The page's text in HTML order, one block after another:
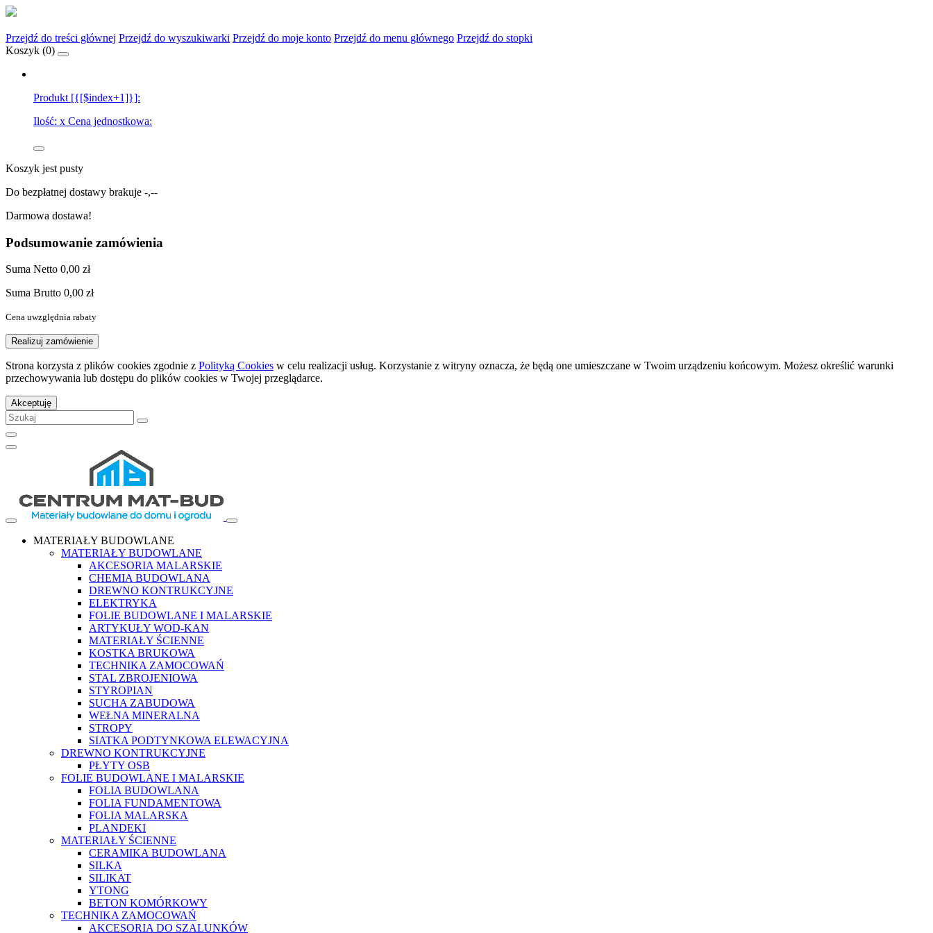
Przejdź do treści głównej Przejdź do wyszukiwarki Przejdź do moje konto Przejdź do menu głównego Przejdź do stopki
Koszyk (0)
Produkt [{[$index+1]}]:
Ilość: x Cena jednostkowa:
Koszyk jest pusty
Do bezpłatnej dostawy brakuje -,--
Darmowa dostawa!
Podsumowanie zamówienia
Suma Netto 0,00 zł
Suma Brutto 0,00 zł
Cena uwzględnia rabaty
Realizuj zamówienie
Strona korzysta z plików cookies zgodnie z Polityką Cookies w celu realizacji usług. Korzystanie z witryny oznacza, że będą one umieszczane w Twoim urządzeniu końcowym. Możesz określić warunki
przechowywania lub dostępu do plików cookies w Twojej przeglądarce.
Akceptuję
MATERIAŁY BUDOWLANE
MATERIAŁY BUDOWLANE
AKCESORIA MALARSKIE
CHEMIA BUDOWLANA
DREWNO KONTRUKCYJNE
ELEKTRYKA
FOLIE BUDOWLANE I MALARSKIE
ARTYKUŁY WOD-KAN
MATERIAŁY ŚCIENNE
KOSTKA BRUKOWA
TECHNIKA ZAMOCOWAŃ
STAL ZBROJENIOWA
STYROPIAN
SUCHA ZABUDOWA
WEŁNA MINERALNA
STROPY
SIATKA PODTYNKOWA ELEWACYJNA
DREWNO KONTRUKCYJNE
PŁYTY OSB
FOLIE BUDOWLANE I MALARSKIE
FOLIA BUDOWLANA
FOLIA FUNDAMENTOWA
FOLIA MALARSKA
PLANDEKI
MATERIAŁY ŚCIENNE
CERAMIKA BUDOWLANA
SILKA
SILIKAT
YTONG
BETON KOMÓRKOWY
TECHNIKA ZAMOCOWAŃ
AKCESORIA DO SZALUNKÓW